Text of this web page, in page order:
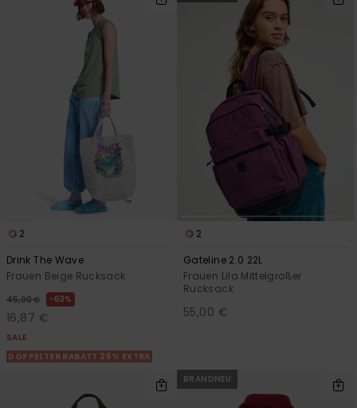
2
Drink The Wave
Frauen Beige Rucksack
45,00 € 63%
16,87 €
SALE
DOPPELTER RABATT 25% EXTRA
2
Gateline 2.0 22L
Frauen Lila Mittelgroßer
Rucksack
55,00 €
BRANDNEU